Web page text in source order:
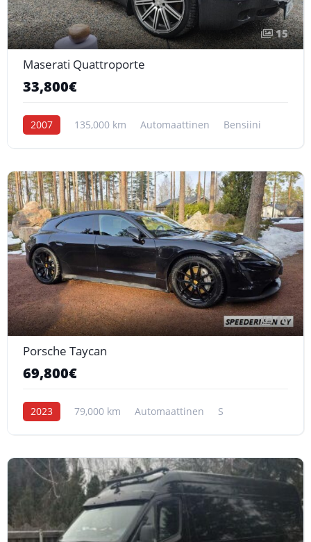
15
Maserati Quattroporte
33,800€
2007 135,000 km Automaattinen Bensiini
10
Porsche Taycan
69,800€
2023 79,000 km Automaattinen S